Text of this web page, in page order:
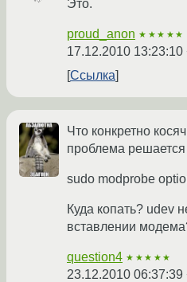
Это.
proud_anon ★★★★★
17.12.2010 13:23:10
Ссылка
Что конкретно
проблема
sudo modprobe
Куда копать? udev
вставлении
question4 ★★★★★
23.12.2010 06:37:39